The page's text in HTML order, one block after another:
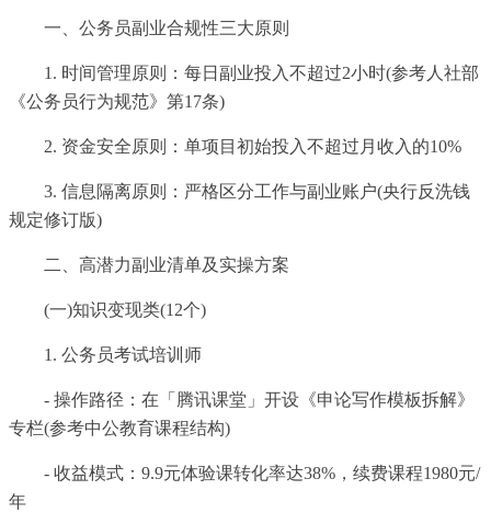
一、公务员副业合规性三大原则
1. 时间管理原则：每日副业投入不超过2小时(参考人社部
《公务员行为规范》第17条)
2. 资金安全原则：单项目初始投入不超过月收入的10%
3. 信息隔离原则：严格区分工作与副业账户(央行反洗钱
规定修订版)
二、高潜力副业清单及实操方案
(一)知识变现类(12个)
1. 公务员考试培训师
- 操作路径：在「腾讯课堂」开设《申论写作模板拆解》
专栏(参考中公教育课程结构)
- 收益模式：9.9元体验课转化率达38%，续费课程1980元/
年